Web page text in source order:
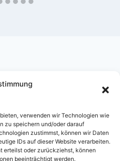
verwenden wir Technologien wie
zu speichern und/oder darauf
zustimmst, können wir Daten
IDs auf dieser Website verarbeiten.
erteilst oder zurückziehst, können
beeinträchtigt werden.